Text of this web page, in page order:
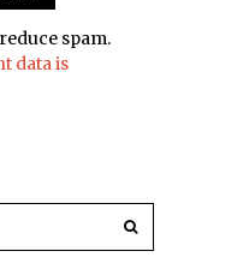
spam.
data is